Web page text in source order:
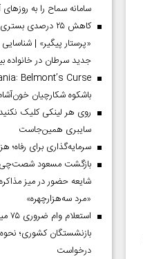
سامانه سماح را به
کاهش ۲۵ درصدی
جدید سرطان در خانواده
باشکوه شکارچیان
روی هر لینکی کلیک
سایبری همین‌جاست
سرمایه‌گذاری برای رفاه؛
بازگشت مسعود شصت‌چی
شایعه حضور در میز مذاکره
«مرد سه‌هزارچهره»
بازنشستگان کشوری؛
درخواست